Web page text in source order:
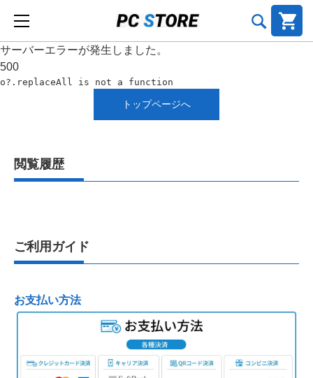
サーバーエラーが発生しました。
500
o?.replaceAll is not a function
トップページへ
閲覧履歴
ご利用ガイド
お支払い方法